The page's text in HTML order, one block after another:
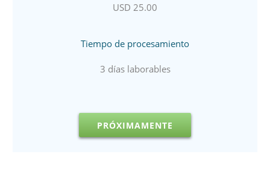
USD 25.00
Tiempo de procesamiento
3 días laborables
PRÓXIMAMENTE